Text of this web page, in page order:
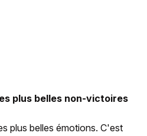
plus belles non-victoires
plus belles émotions. C'est